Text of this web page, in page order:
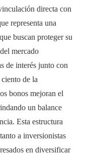
directa con
representa una
buscan proteger su
mercado
de interés junto con
de la
bonos mejoran el
un balance
Esta estructura
a inversionistas
en diversificar